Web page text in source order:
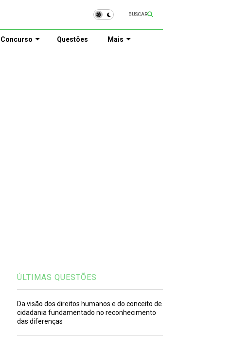
BUSCAR
Concurso Questões Mais
ÚLTIMAS QUESTÕES
Da visão dos direitos humanos e do conceito de
cidadania fundamentado no reconhecimento
das diferenças